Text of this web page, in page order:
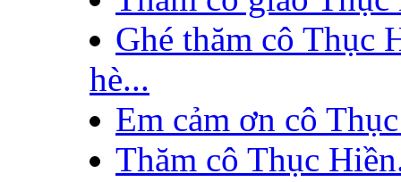
Ghé thăm cô Thục
hè...
Em cảm ơn cô
Thăm cô Thục